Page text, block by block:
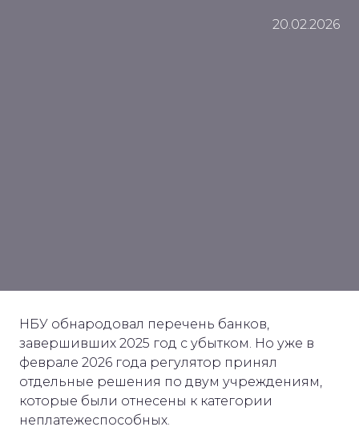
20.02.2026
НБУ обнародовал перечень банков,
завершивших 2025 год с убытком. Но уже в
феврале 2026 года регулятор принял
отдельные решения по двум учреждениям,
которые были отнесены к категории
неплатежеспособных.